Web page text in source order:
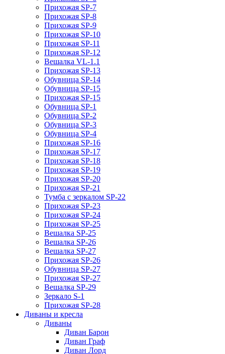
Прихожая SP-7
Прихожая SP-8
Прихожая SP-9
Прихожая SP-10
Прихожая SP-11
Прихожая SP-12
Вешалка VL-1.1
Прихожая SP-13
Обувница SP-14
Обувница SP-15
Прихожая SP-15
Обувница SP-1
Обувница SP-2
Обувница SP-3
Обувница SP-4
Прихожая SP-16
Прихожая SP-17
Прихожая SP-18
Прихожая SP-19
Прихожая SP-20
Прихожая SP-21
Тумба с зеркалом SP-22
Прихожая SP-23
Прихожая SP-24
Прихожая SP-25
Вешалка SP-25
Вешалка SP-26
Вешалка SP-27
Прихожая SP-26
Обувница SP-27
Прихожая SP-27
Вешалка SP-29
Зеркало S-1
Прихожая SP-28
Диваны и кресла
Диваны
Диван Барон
Диван Граф
Диван Лорд